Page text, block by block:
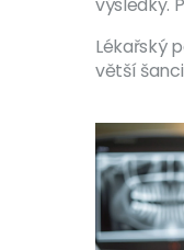
Lékařský
větší